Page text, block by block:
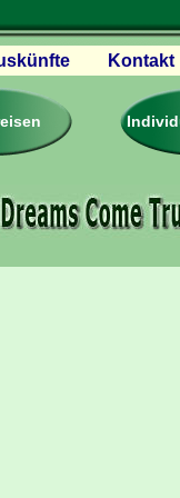
– Reviews
Firmen & Links
Kontakt